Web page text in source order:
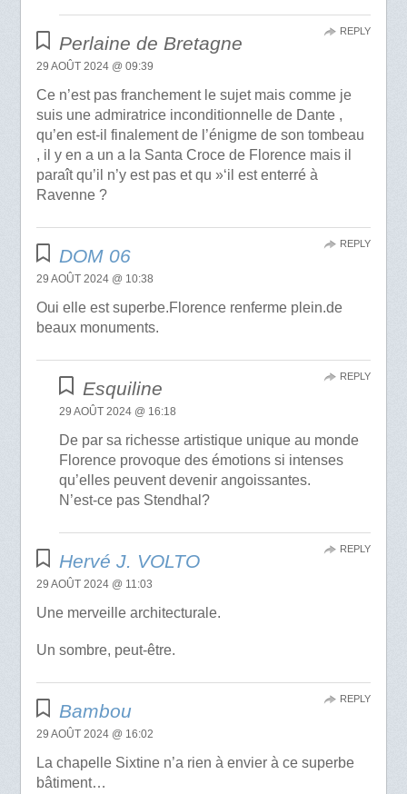
Perlaine de Bretagne
29 AOÛT 2024 @ 09:39
Ce n’est pas franchement le sujet mais comme je
suis une admiratrice inconditionnelle de Dante ,
qu’en est-il finalement de l’énigme de son tombeau
, il y en a un a la Santa Croce de Florence mais il
paraît qu’il n’y est pas et qu »‘il est enterré à
Ravenne ?
REPLY
DOM 06
29 AOÛT 2024 @ 10:38
Oui elle est superbe.Florence renferme plein.de
beaux monuments.
REPLY
Esquiline
29 AOÛT 2024 @ 16:18
De par sa richesse artistique unique au monde
Florence provoque des émotions si intenses
qu’elles peuvent devenir angoissantes.
N’est-ce pas Stendhal?
REPLY
Hervé J. VOLTO
29 AOÛT 2024 @ 11:03
Une merveille architecturale.
Un sombre, peut-être.
REPLY
Bambou
29 AOÛT 2024 @ 16:02
La chapelle Sixtine n’a rien à envier à ce superbe
bâtiment…
REPLY